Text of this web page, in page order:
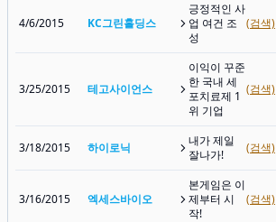
4/6/2015 KC그린홀딩스
긍정적인 사
업 여건 조
성
(검색)
3/25/2015 테고사이언스
이익이 꾸준
한 국내 세
포치료제 1
위 기업
(검색)
3/18/2015 하이로닉
내가 제일
잘나가!
(검색)
3/16/2015 엑세스바이오
본게임은 이
제부터 시
작!
(검색)